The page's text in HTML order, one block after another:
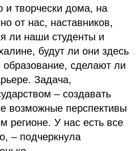
и творчески дома, на
от нас, наставников,
ли наши студенты и
будут ли они здесь
сделают ли
Задача,
– создавать
возможные перспективы
регионе. У нас есть все
– подчеркнула